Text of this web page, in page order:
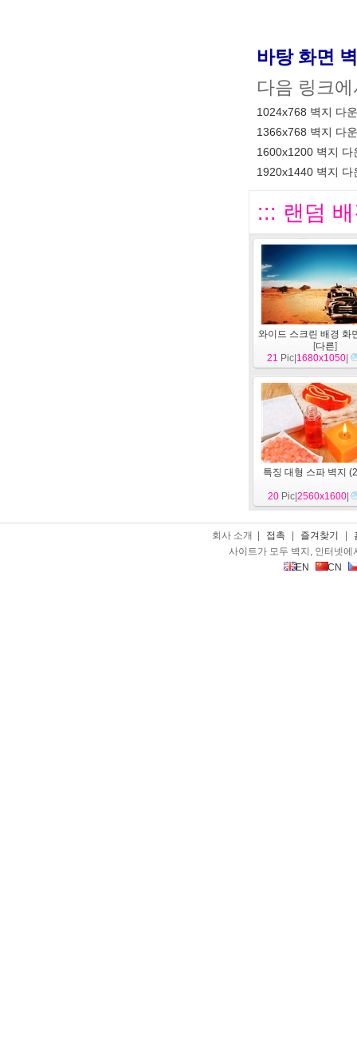
바탕 화면
다음 링크
1024x768 벽지 다
1366x768 벽지 다
1600x1200 벽지 다
1920x1440 벽지 다
::: 랜덤
와이드 스크린 배경 화
[다른]
21 Pic| 1680x1050
특징 대형 스파 벽지
20 Pic| 2560x1600
회사 소개 | 접촉 즐겨찾기
사이트가 모두 벽지, 인터넷
EN
CN